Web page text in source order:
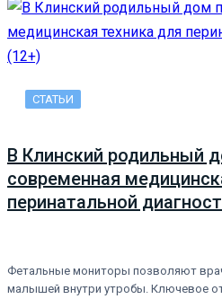
СТАТЬИ
В Клинский родильный
современная
перинатальной
Фетальные мониторы позволяют
малышей внутри утробы. Ключевое